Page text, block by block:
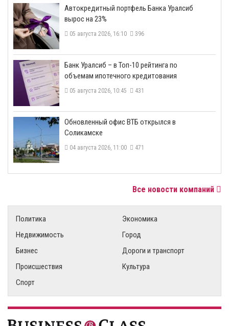
​Автокредитный портфель Банка Уралсиб
вырос на 23%
05 августа 2026, 16:10 396
​Банк Уралсиб – в Топ-10 рейтинга по
объемам ипотечного кредитования
05 августа 2026, 10:45 431
​Обновленный офис ВТБ открылся в
Соликамске
04 августа 2026, 11:00 471
Все новости компаний
Политика
Экономика
Недвижимость
Город
Бизнес
Дороги и транспорт
Происшествия
Культура
Спорт